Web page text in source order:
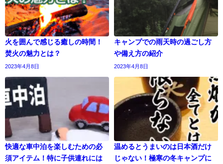
火を囲んで感じる癒しの時間！
焚火の魅力とは？
2023年4月8日
キャンプでの雨天時の過ごし方
や備え方の紹介
2023年4月8日
快適な車中泊を楽しむための必
須アイテム！特に子供連れには
温めるとうまいのは日本酒だけ
じゃない！極寒の冬キャンプに